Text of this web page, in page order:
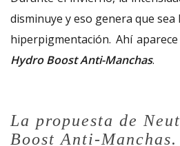
disminuye y eso genera que
hiperpigmentación. Ahí
Hydro Boost Anti-Manchas.
La propuesta de
Boost Anti-Manchas.